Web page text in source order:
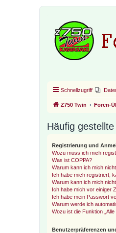
Schnellzugriff
Z750 Twin Foren-
Häufig
Registrierung und
Wozu muss ich mich
Was ist COPPA?
Warum kann ich mich
Ich habe mich registriert,
Warum kann ich mich
Ich habe mich vor einiger
Ich habe mein Passwort
Warum werde ich
Wozu ist die Funktion
Benutzerpräferenzen